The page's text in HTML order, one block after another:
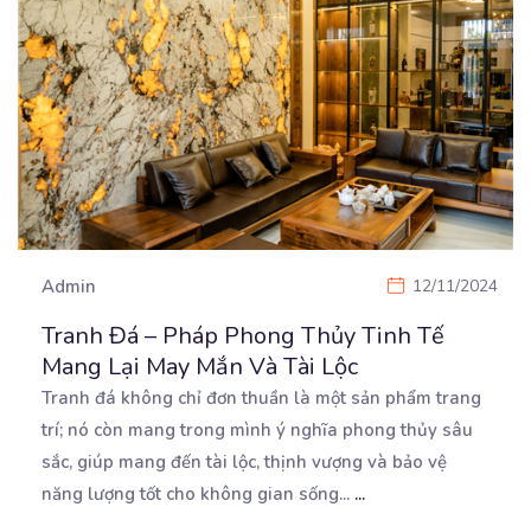
Admin 12/11/2024
Tranh Đá – Pháp Phong Thủy Tinh Tế
Mang Lại May Mắn Và Tài Lộc
Tranh đá không chỉ đơn thuần là một sản phẩm trang
trí; nó còn mang trong mình ý nghĩa phongthủy sâu
sắc, giúp mang đến tài lộc, thịnh vượng và bảo vệ
năng lượng tốt cho không gian sống... ...